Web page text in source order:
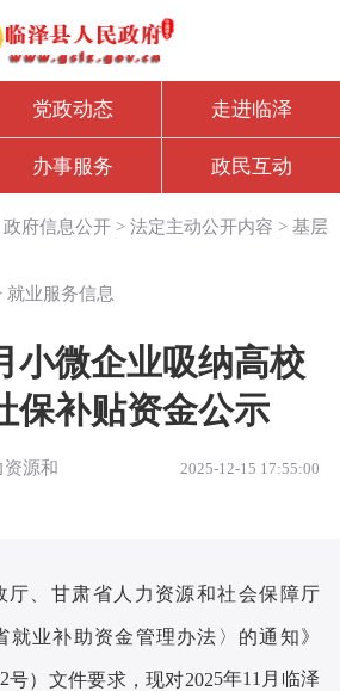
党政动态 走进临泽
办事服务 政民互动
政府信息公开 >法定主动公开内容 >基层
就业服务信息
小微企业吸纳高校
保补贴资金公示
源和
2025-12-15 17:55:00
厅、甘肃省人力资源和社会保障厅
就业补助资金管理办法〉的通知》
号）文件要求，现对2025年11月临泽